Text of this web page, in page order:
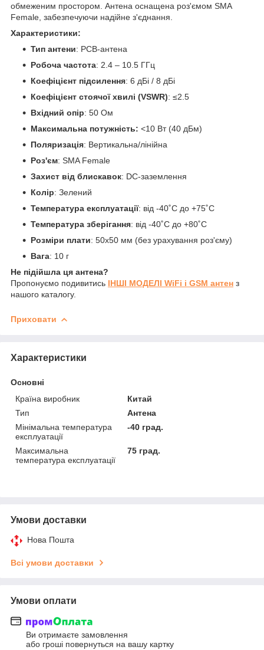
обмеженим простором. Антена оснащена роз'ємом SMA
Female, забезпечуючи надійне з'єднання.
Характеристики:
Тип антени: PCB-антена
Робоча частота: 2.4 – 10.5 ГГц
Коефіцієнт підсилення: 6 дБі / 8 дБі
Коефіцієнт стоячої хвилі (VSWR): ≤2.5
Вхідний опір: 50 Ом
Максимальна потужність: <10 Вт (40 дБм)
Поляризація: Вертикальна/лінійна
Роз'єм: SMA Female
Захист від блискавок: DC-заземлення
Колір: Зелений
Температура експлуатації: від -40˚C до +75˚C
Температура зберігання: від -40˚C до +80˚C
Розміри плати: 50x50 мм (без урахування роз'єму)
Вага: 10 г
Не підійшла ця антена?
Пропонуємо подивитись ІНШІ МОДЕЛІ WiFi і GSM антен з
нашого каталогу.
Приховати
Характеристики
Основні
Країна виробник
Китай
Тип
Антена
Мінімальна температура
експлуатації
-40 град.
Максимальна
температура експлуатації
75 град.
Умови доставки
Нова Пошта
Всі умови доставки
Умови оплати
Ви отримаєте замовлення
або гроші повернуться на вашу картку